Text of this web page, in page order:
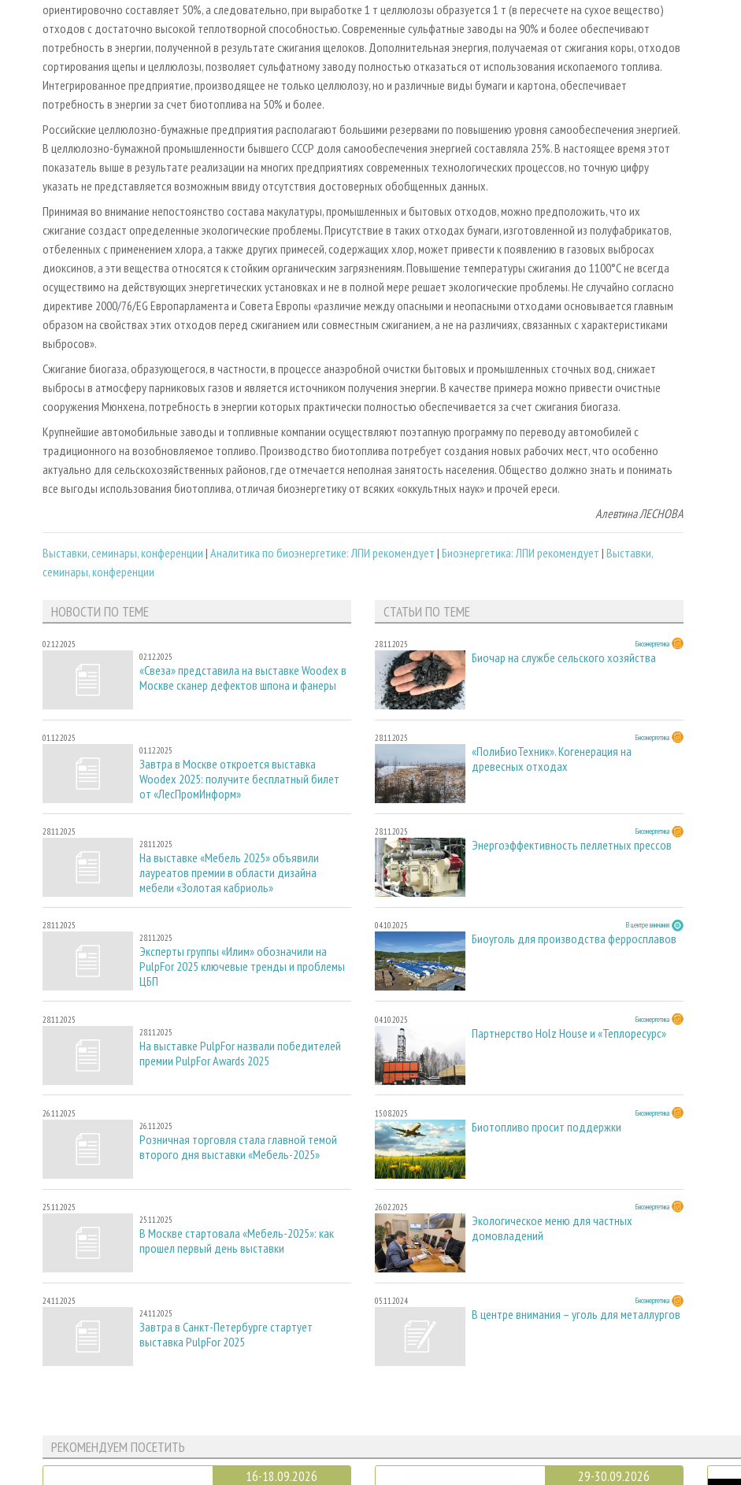
ориентировочно составляет 50%, а следовательно, при выработке 1 т целлюлозы образуется 1 т (в пересчете на сухое вещество)
отходов с достаточно высокой теплотворной способностью. Современные сульфатные заводы на 90% и более обеспечивают
потребность в энергии, полученной в результате сжигания щелоков. Дополнительная энергия, получаемая от сжигания коры, отходов
сортирования щепы и целлюлозы, позволяет сульфатному заводу полностью отказаться от использования ископаемого топлива.
Интегрированное предприятие, производящее не только целлюлозу, но и различные виды бумаги и картона, обеспечивает
потребность в энергии за счет биотоплива на 50% и более.
Российские целлюлозно-бумажные предприятия располагают большими резервами по повышению уровня самообеспечения энергией.
В целлюлозно-бумажной промышленности бывшего СССР доля самообеспечения энергией составляла 25%. В настоящее время этот
показатель выше в результате реализации на многих предприятиях современных технологических процессов, но точную цифру
указать не представляется возможным ввиду отсутствия достоверных обобщенных данных.
Принимая во внимание непостоянство состава макулатуры, промышленных и бытовых отходов, можно предположить, что их
сжигание создаст определенные экологические проблемы. Присутствие в таких отходах бумаги, изготовленной из полуфабрикатов,
отбеленных с применением хлора, а также других примесей, содержащих хлор, может привести к появлению в газовых выбросах
диоксинов, а эти вещества относятся к стойким органическим загрязнениям. Повышение температуры сжигания до 1100°С не всегда
осуществимо на действующих энергетических установках и не в полной мере решает экологические проблемы. Не случайно согласно
директиве 2000/76/EG Европарламента и Совета Европы «различие между опасными и неопасными отходами основывается главным
образом на свойствах этих отходов перед сжиганием или совместным сжиганием, а не на различиях, связанных с характеристиками
выбросов».
Сжигание биогаза, образующегося, в частности, в процессе анаэробной очистки бытовых и промышленных сточных вод, снижает
выбросы в атмосферу парниковых газов и является источником получения энергии. В качестве примера можно привести очистные
сооружения Мюнхена, потребность в энергии которых практически полностью обеспечивается за счет сжигания биогаза.
Крупнейшие автомобильные заводы и топливные компании осуществляют поэтапную программу по переводу автомобилей с
традиционного на возобновляемое топливо. Производство биотоплива потребует создания новых рабочих мест, что особенно
актуально для сельскохозяйственных районов, где отмечается неполная занятость населения. Общество должно знать и понимать
все выгоды использования биотоплива, отличая биоэнергетику от всяких «оккультных наук» и прочей ереси.
Алевтина ЛЕСНОВА
Выставки, семинары, конференции | Аналитика по биоэнергетике: ЛПИ рекомендует | Биоэнергетика: ЛПИ рекомендует | Выставки,
семинары, конференции
НОВОСТИ ПО ТЕМЕ
02.12.2025
02.12.2025
«Свеза» представила на выставке Woodex в
Москве сканер дефектов шпона и фанеры
01.12.2025
01.12.2025
Завтра в Москве откроется выставка
Woodex 2025: получите бесплатный билет
от «ЛесПромИнформ»
28.11.2025
28.11.2025
На выставке «Мебель 2025» объявили
лауреатов премии в области дизайна
мебели «Золотая кабриоль»
28.11.2025
28.11.2025
Эксперты группы «Илим» обозначили на
PulpFor 2025 ключевые тренды и проблемы
ЦБП
28.11.2025
28.11.2025
На выставке PulpFor назвали победителей
премии PulpFor Awards 2025
26.11.2025
26.11.2025
Розничная торговля стала главной темой
второго дня выставки «Мебель-2025»
25.11.2025
25.11.2025
В Москве стартовала «Мебель-2025»: как
прошел первый день выставки
24.11.2025
24.11.2025
Завтра в Санкт-Петербурге стартует
выставка PulpFor 2025
СТАТЬИ ПО ТЕМЕ
28.11.2025 Биоэнергетика
Биочар на службе сельского хозяйства
28.11.2025 Биоэнергетика
«ПолиБиоТехник». Когенерация на
древесных отходах
28.11.2025 Биоэнергетика
Энергоэффективность пеллетных прессов
04.10.2025 В центре внимания
Биоуголь для производства ферросплавов
04.10.2025 Биоэнергетика
Партнерство Holz House и «Теплоресурс»
15.08.2025 Биоэнергетика
Биотопливо просит поддержки
26.02.2025 Биоэнергетика
Экологическое меню для частных
домовладений
05.11.2024 Биоэнергетика
В центре внимания – уголь для металлургов
РЕКОМЕНДУЕМ ПОСЕТИТЬ
16-18.09.2026
29-30.09.2026